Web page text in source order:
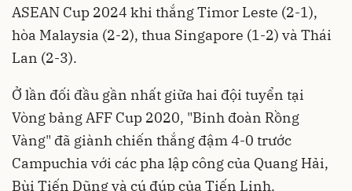
ASEAN Cup 2024 khi thắng Timor Leste (2-1),
hòa Malaysia (2-2), thua Singapore (1-2) và Thái
Lan (2-3).
Ở lần đối đầu gần nhất giữa hai đội tuyển tại
Vòng bảng AFF Cup 2020, "Binh đoàn Rồng
Vàng" đã giành chiến thắng đậm 4-0 trước
Campuchia với các pha lập công của Quang Hải,
Bùi Tiến Dũng và cú đúp của Tiến Linh.